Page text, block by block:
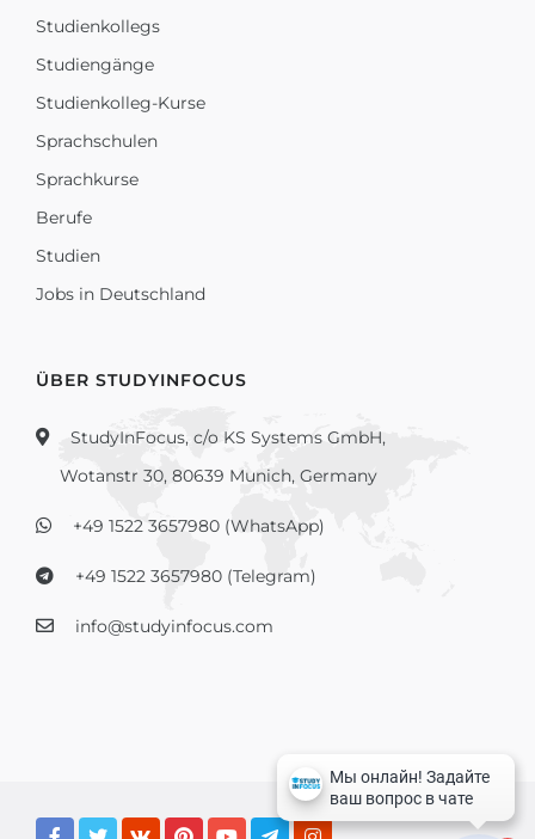
Studienkollegs
Studiengänge
Studienkolleg-Kurse
Sprachschulen
Sprachkurse
Berufe
Studien
Jobs in Deutschland
ÜBER STUDYINFOCUS
StudyInFocus, c/o KS Systems GmbH,
Wotanstr 30, 80639 Munich, Germany
+49 1522 3657980 (WhatsApp)
+49 1522 3657980 (Telegram)
info@studyinfocus.com